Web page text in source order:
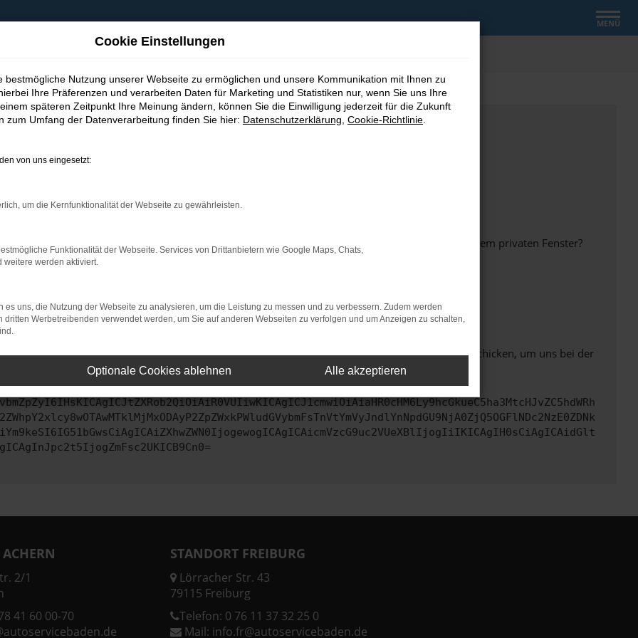
MENÜ
bestimmter Seiten verhindern. Funktioniert die Seite in einem anderen Browser oder in einem privaten Fenster?
beheben.
auf dem neuesten Stand sind.
kann auch dazu führen, dass bestimmte Funktionen nicht mehr unterstützt werden.
uns bitte. Wir werden versuchen, das Problem zu beheben. Du kannst uns diesen Text schicken, um uns bei der
2/1
41 60 00-70
STANDORT FREIBURG
Lörracher Str. 43
79115 Freiburg
Telefon: 0 76 11 37 32 25 0
Mail: info.fr@autoservicebaden.de
Cookie Einstellungen
bestmögliche Nutzung unserer Webseite zu ermöglichen und unsere Kommunikation mit Ihnen zu
Ihre Präferenzen und verarbeiten Daten für Marketing und Statistiken nur, wenn Sie uns Ihre
späteren Zeitpunkt Ihre Meinung ändern, können Sie die Einwilligung jederzeit für die Zukunft
zum Umfang der Datenverarbeitung finden Sie hier: Datenschutzerklärung Cookie-Richtlinie
von uns eingesetzt:
um die Kernfunktionalität der Webseite zu gewährleisten.
Funktionalität der Webseite. Services von Drittanbietern wie Google Maps, Chats,
weitere werden aktiviert.
es uns, die Nutzung der Webseite zu analysieren, um die Leistung zu messen und zu verbessern. Zudem werden
dritten Werbetreibenden verwendet werden, um Sie auf anderen Webseiten zu verfolgen und um Anzeigen zu schalten,
Optionale Cookies ablehnen Alle akzeptieren